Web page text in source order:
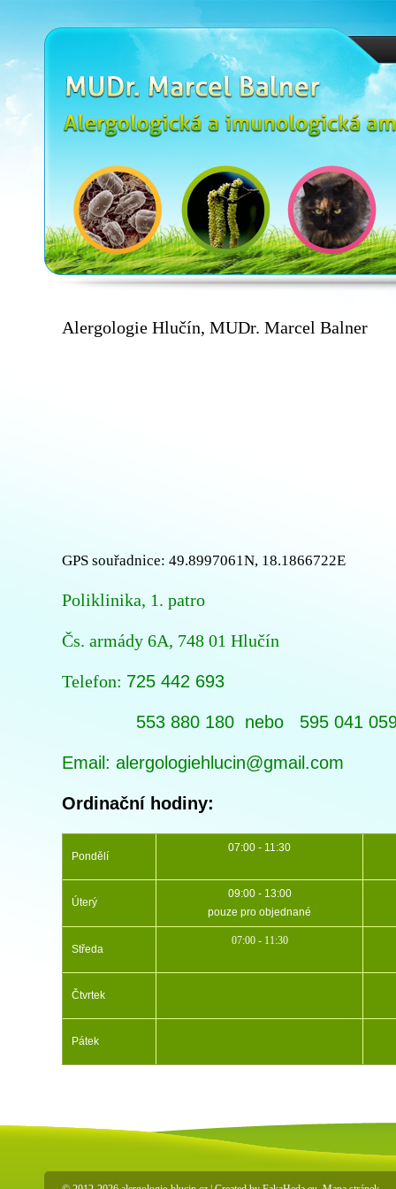
Marcel Balner - Alergologie Hlučín
Alergologie Hlučín, MUDr. Marcel Balner
GPS souřadnice: 49.8997061N, 18.1866722E
Poliklinika, 1. patro
Čs. armády 6A, 748 01 Hlučín
Telefon: 725 442 693
553 880 180 nebo 595 041 059
Email: alergologiehlucin@gmail.com
Ordinační hodiny:
Pondělí
07:00 - 11:30
Úterý
09:00 - 13:00
pouze pro objednané
Středa
07:00 - 11:30
Čtvrtek
Pátek